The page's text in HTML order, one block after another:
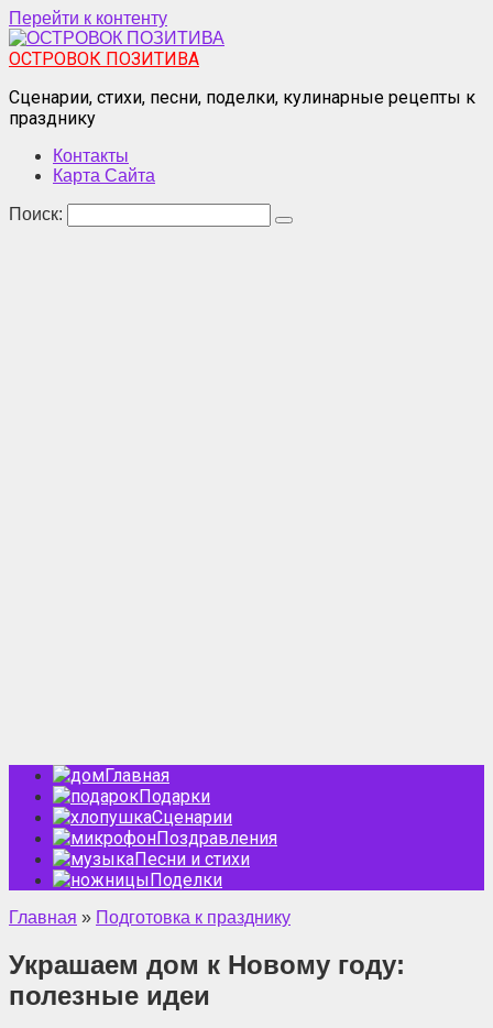
Перейти к контенту
ОСТРОВОК ПОЗИТИВА
Сценарии, стихи, песни, поделки, кулинарные рецепты к
празднику
Контакты
Карта Сайта
Поиск:
Главная
Подарки
Сценарии
Поздравления
Песни и стихи
Поделки
Главная » Подготовка к празднику
Украшаем дом к Новому году:
полезные идеи